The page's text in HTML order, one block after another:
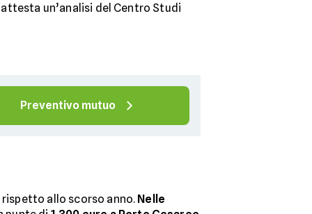
un’analisi del Centro Studi
Preventivo mutuo
rispetto allo scorso anno. Nelle